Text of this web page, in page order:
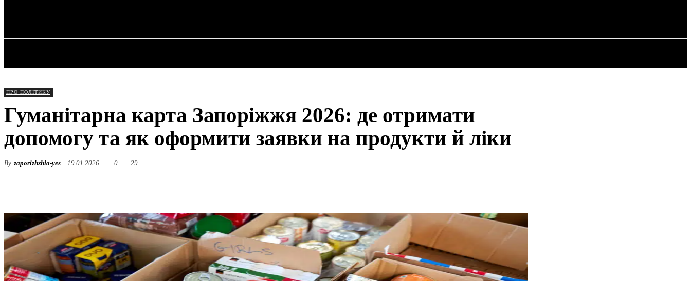
ПРО ПОЛІТИКУ
Гуманітарна карта Запоріжжя 2026: де отримати
допомогу та як оформити заявки на продукти й ліки
By zaporizhzhia-yes 19.01.2026 0 29